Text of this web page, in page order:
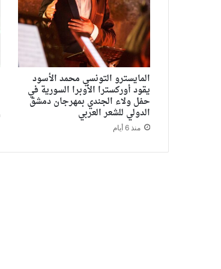
المايسترو التونسي محمد الأسود
يقود أوركسترا الأوبرا السورية في
حفل ولاء الجندي بمهرجان دمشق
الدولي للشعر العربي
منذ 6 أيام